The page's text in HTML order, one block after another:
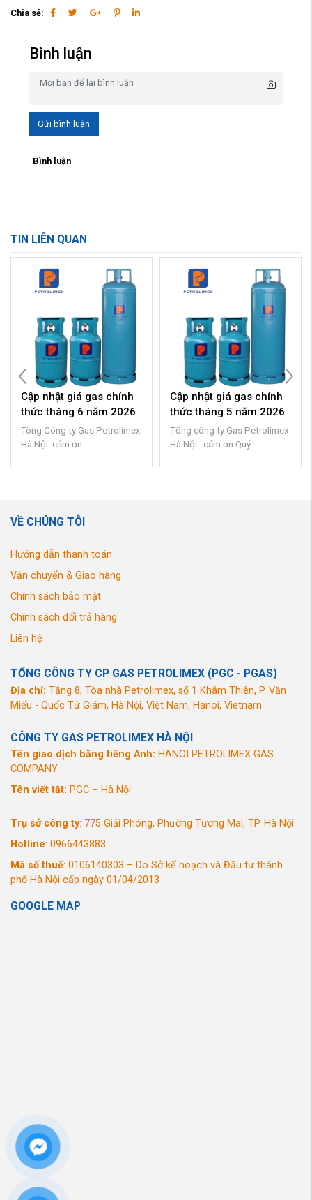
Chia sẻ:
Bình luận
Gửi bình luận
Bình luận
TIN LIÊN QUAN
Cập nhật giá gas chính
thức tháng 6 năm 2026
Tông Công ty Gas Petrolimex
Hà Nội cảm ơn ...
Cập nhật giá gas chính
thức tháng 5 năm 2026
Tổng công ty Gas Petrolimex
Hà Nội cảm ơn Quý ...
VỀ CHÚNG TÔI
Hướng dẫn thanh toán
Vận chuyển & Giao hàng
Chính sách bảo mật
Chính sách đổi trả hàng
Liên hệ
TỔNG CÔNG TY CP GAS PETROLIMEX (PGC - PGAS)
Địa chỉ: Tầng 8, Tòa nhà Petrolimex, số 1 Khâm Thiên, P. Văn
Miếu - Quốc Tử Giám, Hà Nội, Việt Nam, Hanoi, Vietnam
CÔNG TY GAS PETROLIMEX HÀ NỘI
Tên giao dịch bằng tiếng Anh: HANOI PETROLIMEX GAS
COMPANY
Tên viết tắt: PGC – Hà Nội
Trụ sở công ty: 775 Giải Phóng, Phường Tương Mai, TP. Hà Nội
Hotline: 0966443883
Mã số thuế: 0106140303 – Do Sở kế hoạch và Đầu tư thành
phố Hà Nội cấp ngày 01/04/2013
GOOGLE MAP